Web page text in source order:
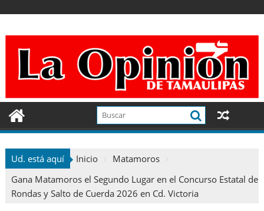
contenido
Ud. está aquí Inicio
Matamoros
Gana Matamoros el Segundo Lugar en el Concurso Estatal de
Rondas y Salto de Cuerda 2026 en Cd. Victoria